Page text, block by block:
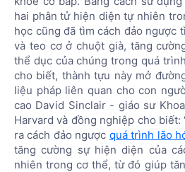
hai phân tử hiện diện tự nhiên
học cũng đã tìm cách đảo ngược
và teo cơ ở chuột già, tăng
thể dục của chúng trong quá
cho biết, thành tựu này mở
liệu pháp liên quan cho con
cao David Sinclair - giáo sư
Harvard và đồng nghiệp cho biết:
ra cách đảo ngược quá trình lão
tăng cường sự hiện diện của
nhiên trong cơ thể, từ đó giúp